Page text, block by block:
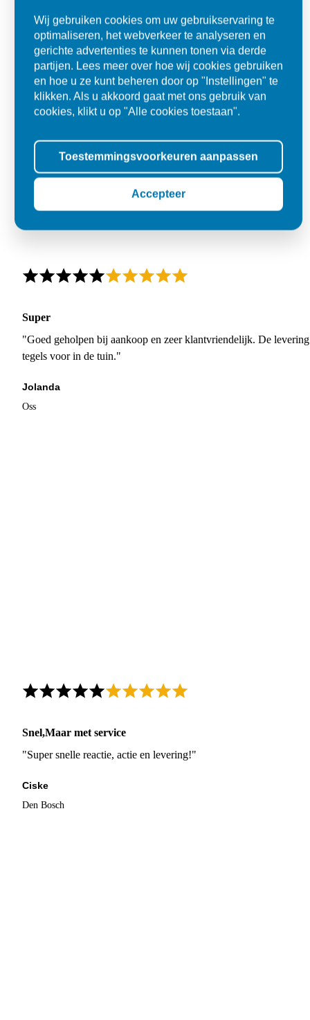
Super
"Goed geholpen bij aankoop en zeer klantvriendelijk. De
tegels voor in de tuin."
Jolanda
Oss
Snel,Maar met service
"Super snelle reactie, actie en levering!"
Ciske
Den Bosch
Wij gebruiken cookies om uw gebruikservaring te
optimaliseren, het webverkeer te analyseren en
gerichte advertenties te kunnen tonen via derde
partijen. Lees meer over hoe wij cookies gebruiken
en hoe u ze kunt beheren door op "Instellingen" te
klikken. Als u akkoord gaat met ons gebruik van
cookies, klikt u op "Alle cookies toestaan".
Toestemmingsvoorkeuren aanpassen
Accepteer